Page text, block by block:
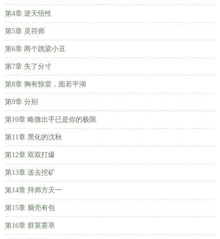
第4章 逆天悟性
第5章 灵符师
第6章 两个跳梁小丑
第7章 失了分寸
第8章 胸有惊雷，面若平湖
第9章 分别
第10章 略微出手已是你的极限
第11章 黑化的沈秋
第12章 双双打爆
第13章 送去挖矿
第14章 拜师方天一
第15章 脑壳有包
第16章 群英荟萃